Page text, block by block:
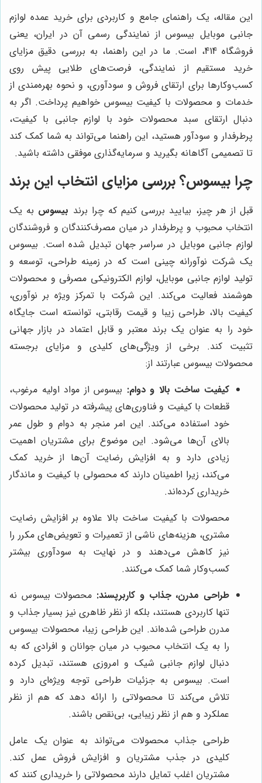
این مقاله، یک راهنمای جامع و کاربردی برای خرید عمده لوازم
جانبی موبایل بیسوس از نمایندگی رسمی آن در ایران، یعنی
فروشگاه 414، است. ما در این راهنما، به بررسی دقیق مزایای
خرید مستقیم از نمایندگی، فرصت‌های طلایی پیش روی
کسب‌وکارها برای ارتقای فروش و سودآوری، و نحوه بهره‌مندی از
خدمات و محصولات با کیفیت بیسوس خواهیم پرداخت. اگر به
دنبال ارتقای سبد محصولات خود با لوازم جانبی با کیفیت،
پرطرفدار و سودآور هستید، این راهنما می‌تواند به شما کمک کند
تا تصمیمی آگاهانه بگیرید و سرمایه‌گذاری موفقی داشته باشید.
چرا بیسوس؟ بررسی مزایای انتخاب این برند
قبل از هر چیز، بیایید بررسی کنیم که چرا برند بیسوس به یک
انتخاب محبوب و پرطرفدار در میان مصرف‌کنندگان و فروشندگان
لوازم جانبی موبایل در سراسر جهان تبدیل شده است. بیسوس
یک شرکت نوآورانه چینی است که در زمینه طراحی، توسعه و
تولید لوازم جانبی موبایل، لوازم الکترونیکی مصرفی و محصولات
هوشمند فعالیت می‌کند. این شرکت با تمرکز ویژه بر نوآوری،
کیفیت بالا، طراحی زیبا و قیمت رقابتی، توانسته است جایگاه
خود را به عنوان یک برند معتبر و قابل اعتماد در بازار جهانی
تثبیت کند. برخی از ویژگی‌های کلیدی و مزایای برجسته
محصولات بیسوس عبارتند از:
کیفیت ساخت بالا و دوام: بیسوس از مواد اولیه مرغوب،
قطعات با کیفیت و فناوری‌های پیشرفته در تولید محصولات
خود استفاده می‌کند. این امر منجر به دوام و طول عمر
بالای آن‌ها می‌شود. این موضوع برای مشتریان اهمیت
زیادی دارد و به افزایش رضایت آن‌ها از خرید کمک
می‌کند، زیرا اطمینان دارند که محصولی با کیفیت و ماندگار
خریداری کرده‌اند.
محصولات با کیفیت ساخت بالا علاوه بر افزایش رضایت
مشتری، هزینه‌های ناشی از تعمیرات و تعویض‌های مکرر را
نیز کاهش می‌دهند و در نهایت به سودآوری بیشتر
کسب‌وکار شما کمک می‌کنند.
طراحی مدرن، جذاب و کاربرپسند: محصولات بیسوس نه
تنها کاربردی هستند، بلکه از نظر ظاهری نیز بسیار جذاب و
مدرن طراحی شده‌اند. این طراحی زیبا، محصولات بیسوس
را به یک انتخاب محبوب در میان جوانان و افرادی که به
دنبال لوازم جانبی شیک و امروزی هستند، تبدیل کرده
است. بیسوس به جزئیات طراحی توجه ویژه‌ای دارد و
تلاش می‌کند تا محصولاتی را ارائه دهد که هم از نظر
عملکرد و هم از نظر زیبایی، بی‌نقص باشند.
طراحی جذاب محصولات می‌تواند به عنوان یک عامل
کلیدی در جذب مشتریان و افزایش فروش عمل کند.
مشتریان اغلب تمایل دارند محصولاتی را خریداری کنند که